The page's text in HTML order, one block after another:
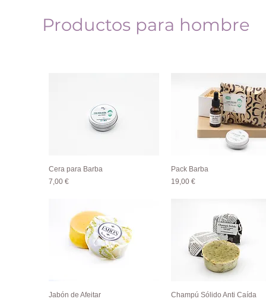
Productos para hombre
Vista rápida
Cera para Barba
Precio
7,00 €
Vista rápida
Pack Barba
Precio
19,00 €
Vista rápida
Jabón de Afeitar
Vista rápida
Champú Sólido Anti Caída